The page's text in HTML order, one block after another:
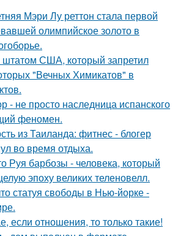
Мэри Лу реттон стала первой
олимпийское золото в
США, который запретил
"Вечных Химикатов" в
- не просто наследница испанского
феномен.
из Таиланда: фитнес - блогер
во время отдыха.
Руя барбозы - человека, который
эпоху великих теленовелл.
статуя свободы в Нью-йорке -
если отношения, то только такие!